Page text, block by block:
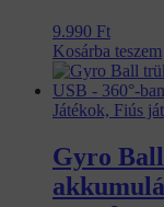
9.990 Ft
Kosárba teszem
Játékok, Fiús
Gyro